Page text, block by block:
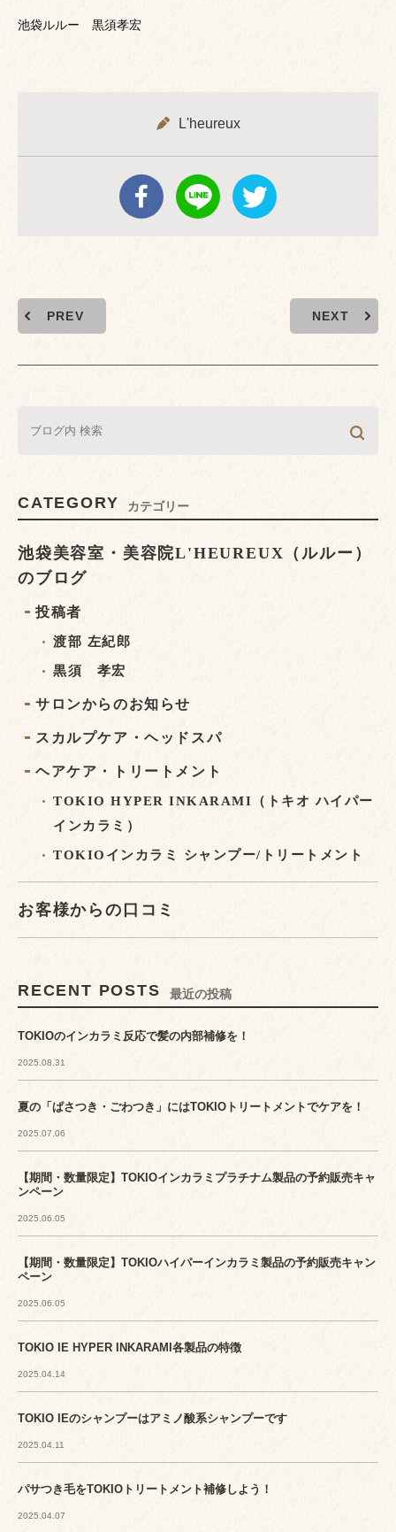
池袋ルルー 黒須孝宏
L'heureux
PREV NEXT
CATEGORY カテゴリー
池袋美容室・美容院L'HEUREUX（ルルー）
のブログ
投稿者
渡部 左紀郎
黒須 孝宏
サロンからのお知らせ
スカルプケア・ヘッドスパ
ヘアケア・トリートメント
TOKIO HYPER INKARAMI（トキオ ハイパー
インカラミ）
TOKIOインカラミ シャンプー/トリートメント
お客様からの口コミ
RECENT POSTS 最近の投稿
TOKIOのインカラミ反応で髪の内部補修を！
2025.08.31
夏の「ぱさつき・ごわつき」にはTOKIOトリートメントでケアを！
2025.07.06
【期間・数量限定】TOKIOインカラミプラチナム製品の予約販売キャ
ンペーン
2025.06.05
【期間・数量限定】TOKIOハイパーインカラミ製品の予約販売キャン
ペーン
2025.06.05
TOKIO IE HYPER INKARAMI各製品の特徴
2025.04.14
TOKIO IEのシャンプーはアミノ酸系シャンプーです
2025.04.11
パサつき毛をTOKIOトリートメント補修しよう！
2025.04.07